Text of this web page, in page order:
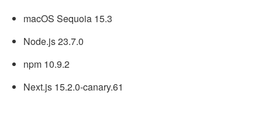
macOS Sequoia 15.3
Node.js 23.7.0
npm 10.9.2
Next.js 15.2.0-canary.61